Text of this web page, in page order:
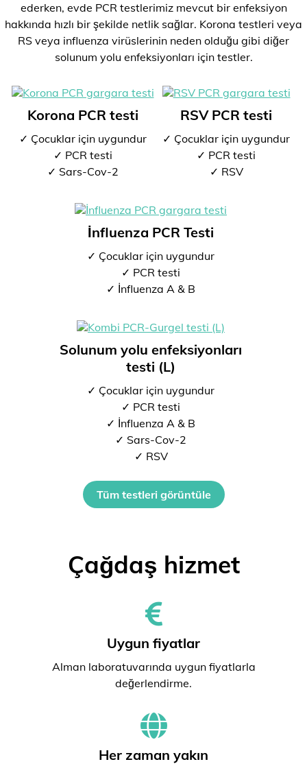
ederken, evde PCR testlerimiz mevcut bir enfeksiyon
hakkında hızlı bir şekilde netlik sağlar. Korona testleri veya
RS veya influenza virüslerinin neden olduğu gibi diğer
solunum yolu enfeksiyonları için testler.
Korona PCR testi
✓ Çocuklar için uygundur
✓ PCR testi
✓ Sars-Cov-2
RSV PCR testi
✓ Çocuklar için uygundur
✓ PCR testi
✓ RSV
İnfluenza PCR Testi
✓ Çocuklar için uygundur
✓ PCR testi
✓ İnfluenza A & B
Solunum yolu enfeksiyonları
testi (L)
✓ Çocuklar için uygundur
✓ PCR testi
✓ İnfluenza A & B
✓ Sars-Cov-2
✓ RSV
Tüm testleri görüntüle
Çağdaş hizmet
Uygun fiyatlar
Alman laboratuvarında uygun fiyatlarla
değerlendirme.
Her zaman yakın